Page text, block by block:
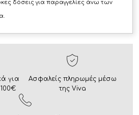
δόσεις για παραγγελίες άνω των
για
Ασφαλείς πληρωμές μέσω
της Viva